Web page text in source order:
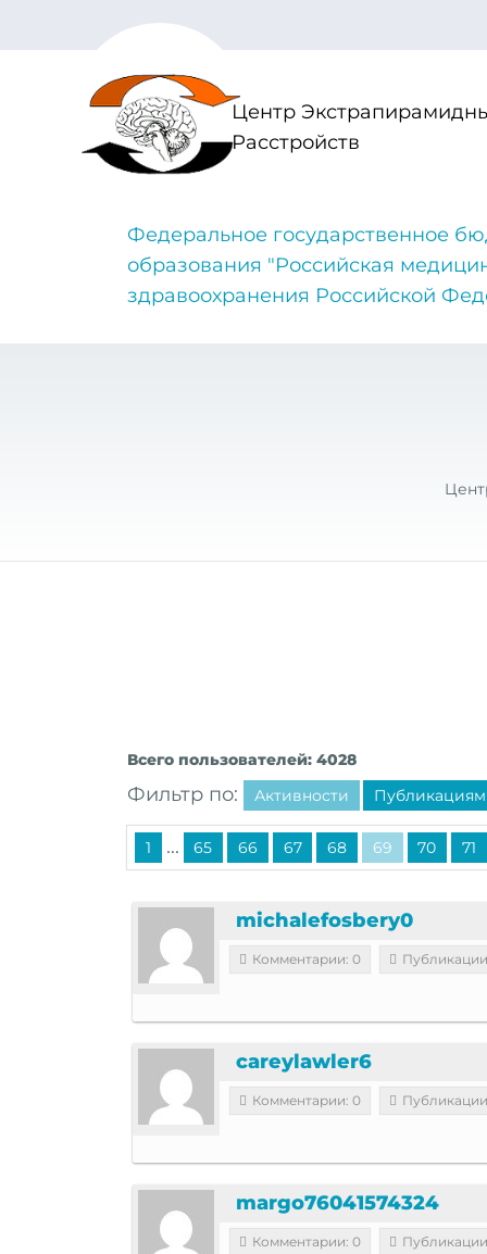
Центр
Расстройств
Федеральное государственное
образования "Российская
здравоохранения Российской
Всего пользователей: 4028
Фильтр по: Активности Публикациям
1 ... 65 66 67 68 69 70 71
michalefosbery0
Комментарии: 0
careylawler6
Комментарии: 0
margo76041574324
Комментарии: 0